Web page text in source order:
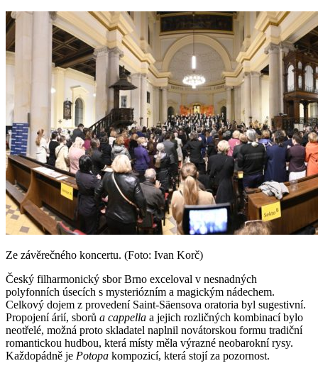
Ze závěrečného koncertu. (Foto: Ivan Korč)
Český filharmonický sbor Brno exceloval v nesnadných
polyfonních úsecích s mysteriózním a magickým nádechem.
Celkový dojem z provedení Saint-Säensova oratoria byl sugestivní.
Propojení árií, sborů a cappella a jejich rozličných kombinací bylo
neotřelé, možná proto skladatel naplnil novátorskou formu tradiční
romantickou hudbou, která místy měla výrazné neobarokní rysy.
Každopádně je Potopa kompozicí, která stojí za pozornost.